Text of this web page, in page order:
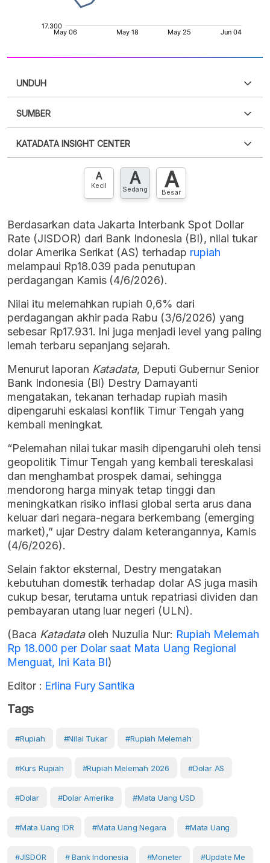
UNDUH
XLS
SUMBER
punya akun?Silakan Daftar sekarang
KATADATA INSIGHT CENTER
Hubungi sekarang »
A
Kecil A
Sedang A
Besar
Berdasarkan data Jakarta Interbank Spot Dollar
Rate (JISDOR) dari Bank Indonesia (BI), nilai tukar
dolar Amerika Serikat (AS) terhadap rupiah
melampaui Rp18.039 pada penutupan
perdagangan Kamis (4/6/2026).
Nilai itu melemahkan rupiah 0,6% dari
perdagangan akhir pada Rabu (3/6/2026) yang
sebesar Rp17.931. Ini juga menjadi level yang paling
lemah terbaru sepanjang sejarah.
Menurut laporan Katadata, Deputi Gubernur Senior
Bank Indonesia (BI) Destry Damayanti
mengatakan, tekanan terhadap rupiah masih
dipengaruhi eskalasi konflik Timur Tengah yang
kembali meningkat.
“Pelemahan nilai tukar masih dipengaruhi oleh tensi
geopolitik Timur Tengah yang kembali tereskalasi
dan menghambat prospek damai, sehingga
mendorong harga minyak tetap tinggi dan
meningkatkan risiko inflasi global serta arus dana
keluar dari negara-negara berkembang (emerging
market),” ujar Destry dalam keterangannya, Kamis
(4/6/2026).
Selain faktor eksternal, Destry mengatakan
kebutuhan domestik terhadap dolar AS juga masih
cukup besar, terutama untuk repatriasi dividen dan
pembayaran utang luar negeri (ULN).
(Baca Katadataoleh Nuzulia Nur: Rupiah Melemah
Rp 18.000 per Dolar saat Mata Uang Regional
Menguat, Ini Kata BI)
Editor : Erlina Fury Santika
Tags
#Rupiah #Nilai Tukar #Rupiah Melemah
#kurs Rupiah #Rupiah Melemah 2026 #Dolar AS
#Dolar #Dolar Amerika #Mata Uang USD
#Mata Uang IDR #Mata Uang Negara #mata Uang
#JISDOR # Bank Indonesia #Moneter #Update Me